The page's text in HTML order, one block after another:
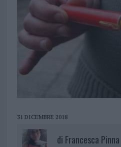
31 DICEMBRE 2018
di Francesca Pinna